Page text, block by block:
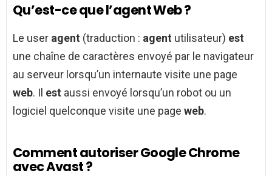
Qu’est-ce que l’agent Web ?
Le user agent (traduction : agent utilisateur) est
une chaîne de caractères envoyé par le navigateur
au serveur lorsqu’un internaute visite une page
web. Il est aussi envoyé lorsqu’un robot ou un
logiciel quelconque visite une page web.
Comment autoriser Google Chrome
avec Avast ?